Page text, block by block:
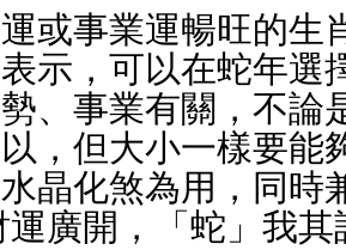
或事業運暢旺的生
示，可以在蛇年選
、事業有關，不論
以，但大小一樣要
晶化煞為用，同時
運廣開，「蛇」我其